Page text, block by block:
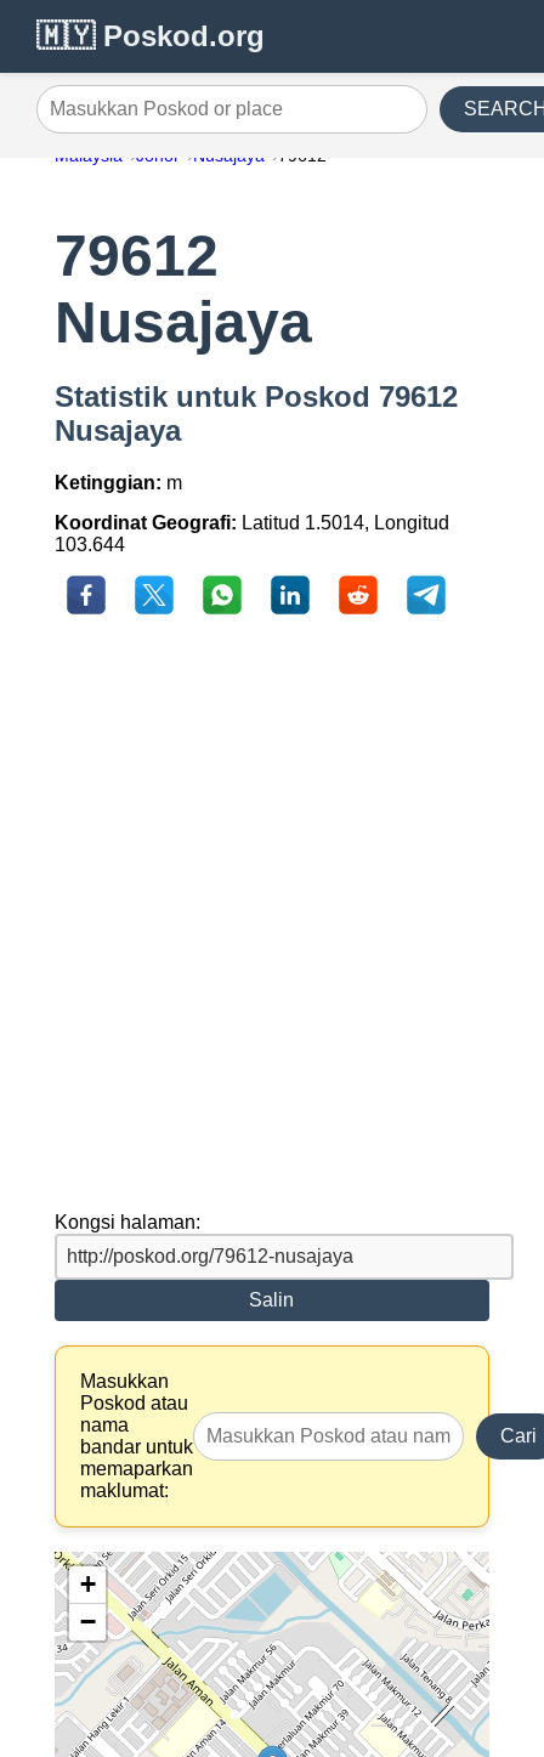
🇲🇾 Poskod.org
Masukkan Poskod or place
Malaysia Johor Nusajaya 79612
79612
Nusajaya
Statistik untuk Poskod 79612
Nusajaya
Ketinggian: m
Koordinat Geografi: Latitud 1.5014, Longitud
103.644
Kongsi halaman:
Salin
Masukkan
Poskod atau
nama
bandar untuk
memaparkan
maklumat:
Cari
+
−